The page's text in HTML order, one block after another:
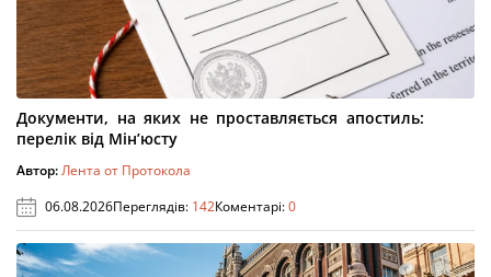
Документи, на яких не проставляється апостиль:
перелік від Мін’юсту
Автор:Лента от Протокола
06.08.2026Переглядів: 142Коментарі:0